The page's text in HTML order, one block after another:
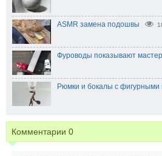
ASMR замена подошвы
Фуроводы показывают
Рюмки и бокалы с фигурными
Комментарии 0